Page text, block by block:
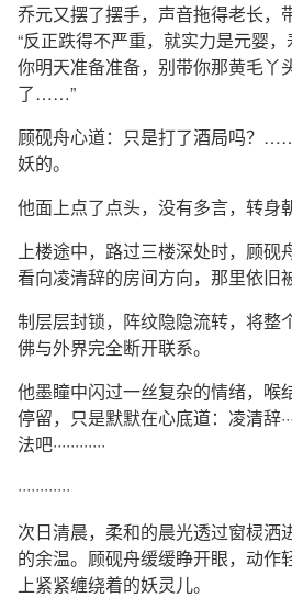
乔元又摆了摆手，声音拖得老长，
“反正跌得不严重，就实力是元婴
你明天准备准备，别带你那黄毛丫
了……”
顾砚舟心道：只是打了酒局吗？
妖的。
他面上点了点头，没有多言，转身
上楼途中，路过三楼深处时，顾砚
看向凌清辞的房间方向，那里依旧
制层层封锁，阵纹隐隐流转，将整
佛与外界完全断开联系。
他墨瞳中闪过一丝复杂的情绪，喉
停留，只是默默在心底道：凌清辞
法吧············
············
次日清晨，柔和的晨光透过窗棂洒
的余温。顾砚舟缓缓睁开眼，动作
上紧紧缠绕着的妖灵儿。